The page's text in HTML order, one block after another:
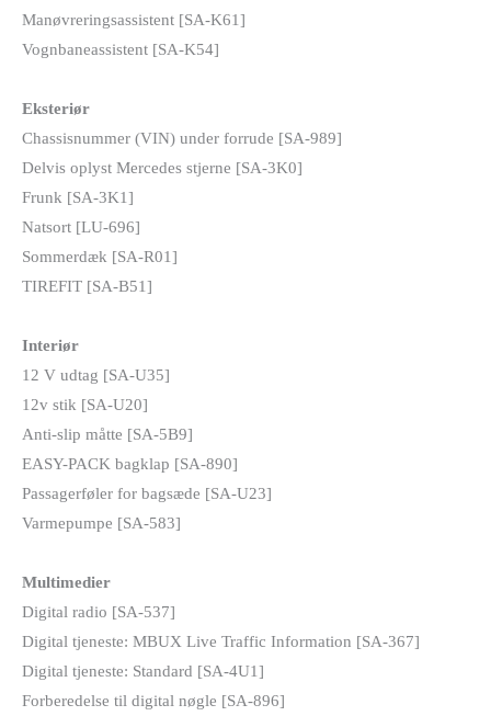
Manøvreringsassistent [SA-K61]
Vognbaneassistent [SA-K54]
Eksteriør
Chassisnummer (VIN) under forrude [SA-989]
Delvis oplyst Mercedes stjerne [SA-3K0]
Frunk [SA-3K1]
Natsort [LU-696]
Sommerdæk [SA-R01]
TIREFIT [SA-B51]
Interiør
12 V udtag [SA-U35]
12v stik [SA-U20]
Anti-slip måtte [SA-5B9]
EASY-PACK bagklap [SA-890]
Passagerføler for bagsæde [SA-U23]
Varmepumpe [SA-583]
Multimedier
Digital radio [SA-537]
Digital tjeneste: MBUX Live Traffic Information [SA-367]
Digital tjeneste: Standard [SA-4U1]
Forberedelse til digital nøgle [SA-896]